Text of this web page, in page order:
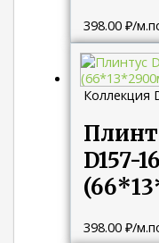
398.00₽/
Коллекция
D157-
398.00₽/